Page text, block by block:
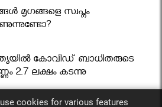
മൃഗങ്ങളെ സ്വപ്നം
കോവിഡ് ബാധിതരുടെ
2.7 ലക്ഷം കടന്നു
cookies for various features